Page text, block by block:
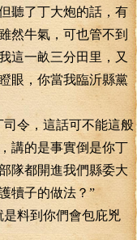
聽了丁大炮的話，有
然牛氣，可也管不到
這一畝三分田里，又
眼，你當我臨沂縣黨
，這話可不能這般
講的是事實倒是你丁
隊都開進我們縣委大
犢子的做法？”
料到你們會包庇兇